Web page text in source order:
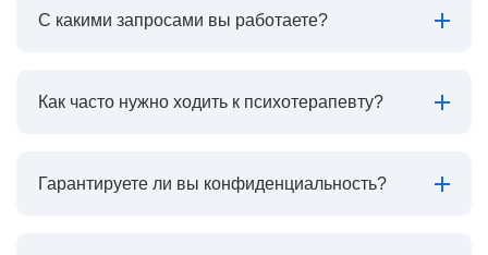
С какими запросами вы работаете?
Как часто нужно ходить к психотерапевту?
Гарантируете ли вы конфиденциальность?